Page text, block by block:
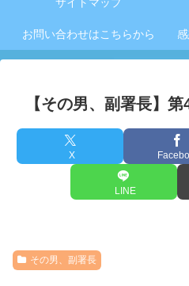
サイトマップ
お問い合わせはこちらから
【その男、副署長】
X
LINE
その男、副署長